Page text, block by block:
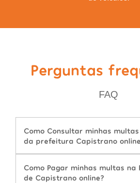
Perguntas
FAQ
Como Consultar minhas
da prefeitura Capistrano
Como Pagar minhas multas na
de Capistrano online?